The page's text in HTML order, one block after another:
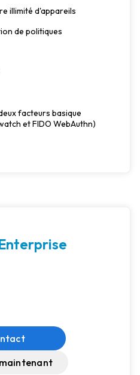
illimité d'appareils
de politiques
facteurs basique
et FIDO WebAuthn)